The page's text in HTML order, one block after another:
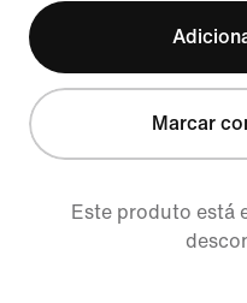
Marcar
Este produto está